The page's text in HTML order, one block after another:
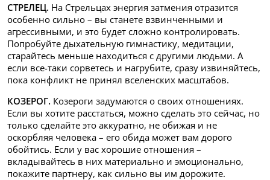
СТРЕЛЕЦ. На Стрельцах энергия затмения отразится
особенно сильно – вы станете взвинченными и
агрессивными, и это будет сложно контролировать.
Попробуйте дыхательную гимнастику, медитации,
старайтесь меньше находиться с другими людьми. А
если все-таки сорветесь и нагрубите, сразу извиняйтесь,
пока конфликт не принял вселенских масштабов.
КОЗЕРОГ. Козероги задумаются о своих отношениях.
Если вы хотите расстаться, можно сделать это сейчас, но
только сделайте это аккуратно, не обижая и не
оскорбляя человека – его обида может вам дорого
обойтись. Если у вас хорошие отношения –
вкладывайтесь в них материально и эмоционально,
покажите партнеру, как сильно вы им дорожите.